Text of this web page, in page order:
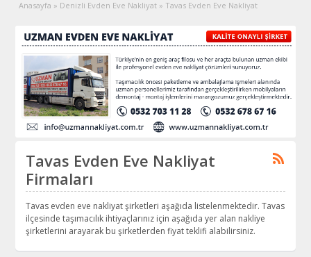
Anasayfa » Denizli Evden Eve Nakliyat » Tavas Evden Eve Nakliyat
Tavas Evden Eve Nakliyat
Firmaları
Tavas evden eve nakliyat şirketleri aşağıda listelenmektedir. Tavas
ilçesinde taşımacılık ihtiyaçlarınız için aşağıda yer alan nakliye
şirketlerini arayarak bu şirketlerden fiyat teklifi alabilirsiniz.